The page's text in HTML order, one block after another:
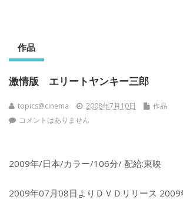
作品
激情版 エリートヤンキー三郎
topics@cinema 2008年7月10日
作品
コメントはありません
2009年/日本/カラー/106分/ 配給:東映
2009年07月08日よりＤＶＤリリース 2009